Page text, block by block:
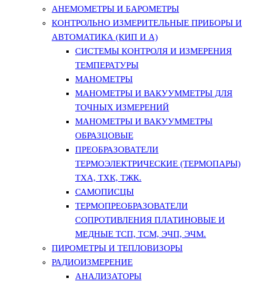
АНЕМОМЕТРЫ И БАРОМЕТРЫ
КОНТРОЛЬНО ИЗМЕРИТЕЛЬНЫЕ ПРИБОРЫ И
АВТОМАТИКА (КИП И А)
СИСТЕМЫ КОНТРОЛЯ И ИЗМЕРЕНИЯ
ТЕМПЕРАТУРЫ
МАНОМЕТРЫ
МАНОМЕТРЫ И ВАКУУММЕТРЫ ДЛЯ
ТОЧНЫХ ИЗМЕРЕНИЙ
МАНОМЕТРЫ И ВАКУУММЕТРЫ
ОБРАЗЦОВЫЕ
ПРЕОБРАЗОВАТЕЛИ
ТЕРМОЭЛЕКТРИЧЕСКИЕ (ТЕРМОПАРЫ)
ТХА, ТХК, ТЖК.
САМОПИСЦЫ
ТЕРМОПРЕОБРАЗОВАТЕЛИ
СОПРОТИВЛЕНИЯ ПЛАТИНОВЫЕ И
МЕДНЫЕ ТСП, ТСМ, ЭЧП, ЭЧМ.
ПИРОМЕТРЫ И ТЕПЛОВИЗОРЫ
РАДИОИЗМЕРЕНИЕ
АНАЛИЗАТОРЫ